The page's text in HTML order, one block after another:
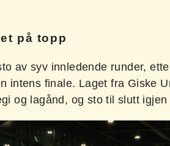
på topp
av syv innledende runder,
intens finale. Laget fra Giske
og lagånd, og sto til slutt igjen